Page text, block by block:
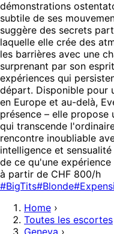
démonstrations
subtile de ses
suggère des secrets
laquelle elle crée des
les barrières avec une
surprenant par son
expériences qui
départ. Disponible pour
en Europe et au-delà,
présence – elle propose
qui transcende
rencontre inoubliable
intelligence et
de ce qu'une
à partir de CHF 800/h
#BigTits#Blonde
Home ›
Toutes les escortes
Geneva ›